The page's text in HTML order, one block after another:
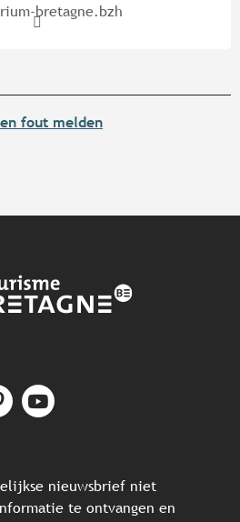
bretagne.bzh
fout melden
nieuwsbrief niet
te ontvangen en